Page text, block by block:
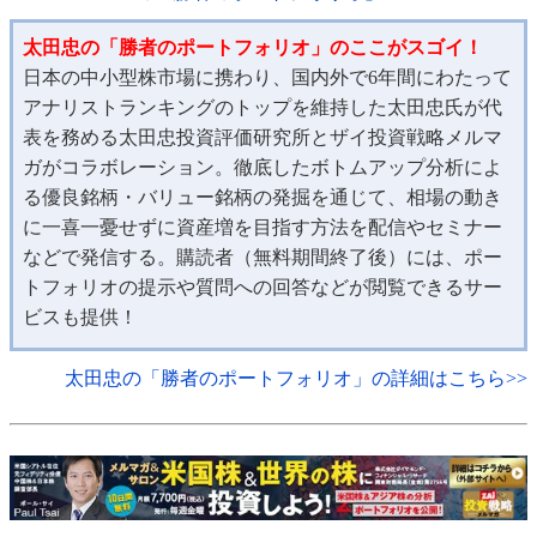
太田忠の「勝者のポートフォリオ」のここがスゴイ！
日本の中小型株市場に携わり、国内外で6年間にわたって
アナリストランキングのトップを維持した太田忠氏が代
表を務める太田忠投資評価研究所とザイ投資戦略メルマ
ガがコラボレーション。徹底したボトムアップ分析によ
る優良銘柄・バリュー銘柄の発掘を通じて、相場の動き
に一喜一憂せずに資産増を目指す方法を配信やセミナー
などで発信する。購読者（無料期間終了後）には、ポー
トフォリオの提示や質問への回答などが閲覧できるサー
ビスも提供！
太田忠の「勝者のポートフォリオ」の詳細はこちら>>